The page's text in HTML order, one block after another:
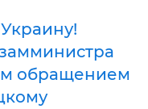
обращением